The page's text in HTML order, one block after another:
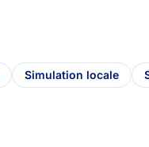
Simulation locale